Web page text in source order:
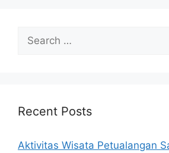
for:
Recent Posts
Aktivitas Wisata Petualangan